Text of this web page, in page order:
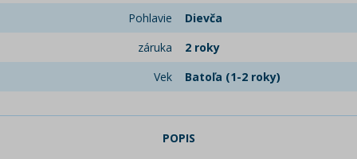
Pohlavie
Dievča
záruka
2 roky
Vek
Batoľa (1-2 roky)
POPIS